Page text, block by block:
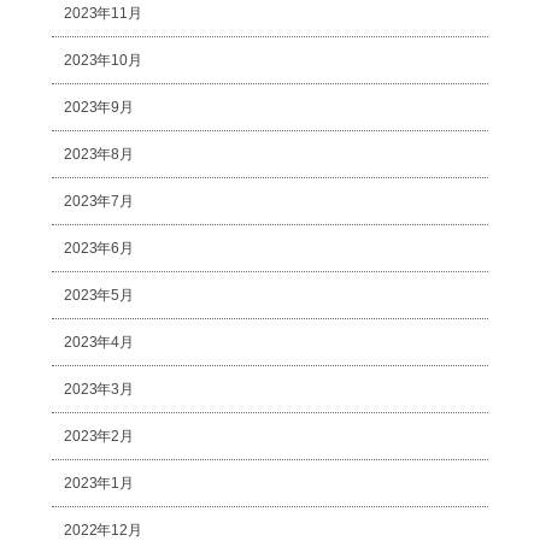
2023年11月
2023年10月
2023年9月
2023年8月
2023年7月
2023年6月
2023年5月
2023年4月
2023年3月
2023年2月
2023年1月
2022年12月